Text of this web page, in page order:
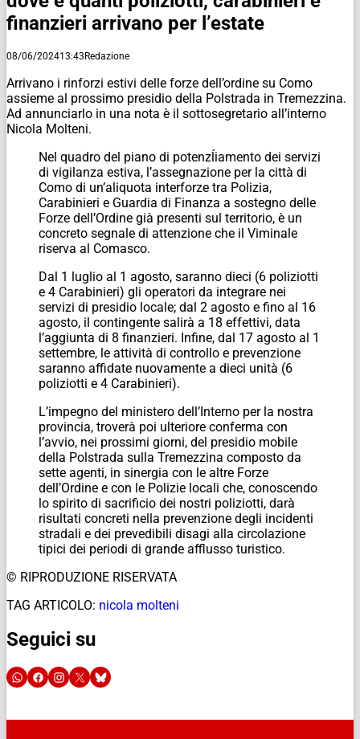
finanzieri arrivano per l’estate
08/06/202413:43Redazione
Arrivano i rinforzi estivi delle forze dell’ordine su Como
assieme al prossimo presidio della Polstrada in Tremezzina.
Ad annunciarlo in una nota è il sottosegretario all’interno
Nicola Molteni.
Nel quadro del piano di potenzĺiamento dei servizi
di vigilanza estiva, l’assegnazione per la città di
Como di un’aliquota interforze tra Polizia,
Carabinieri e Guardia di Finanza a sostegno delle
Forze dell’Ordine già presenti sul territorio, è un
concreto segnale di attenzione che il Viminale
riserva al Comasco.
Dal 1 luglio al 1 agosto, saranno dieci (6 poliziotti
e 4 Carabinieri) gli operatori da integrare nei
servizi di presidio locale; dal 2 agosto e fino al 16
agosto, il contingente salirà a 18 effettivi, data
l’aggiunta di 8 finanzieri. Infine, dal 17 agosto al 1
settembre, le attività di controllo e prevenzione
saranno affidate nuovamente a dieci unità (6
poliziotti e 4 Carabinieri).
L’impegno del ministero dell’Interno per la nostra
provincia, troverà poi ulteriore conferma con
l’avvio, nei prossimi giorni, del presidio mobile
della Polstrada sulla Tremezzina composto da
sette agenti, in sinergia con le altre Forze
dell’Ordine e con le Polizie locali che, conoscendo
lo spirito di sacrificio dei nostri poliziotti, darà
risultati concreti nella prevenzione degli incidenti
stradali e dei prevedibili disagi alla circolazione
tipici dei periodi di grande afflusso turistico.
© RIPRODUZIONE RISERVATA
TAG ARTICOLO: nicola molteni
Seguici su